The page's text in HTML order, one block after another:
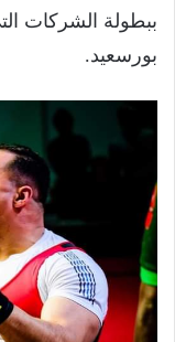
ببطولة الشركات
بورسعيد.